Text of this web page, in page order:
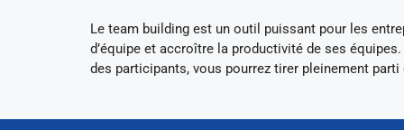
Le team building est un outil puissant pour les
d’équipe et accroître la productivité de ses
des participants, vous pourrez tirer pleinement